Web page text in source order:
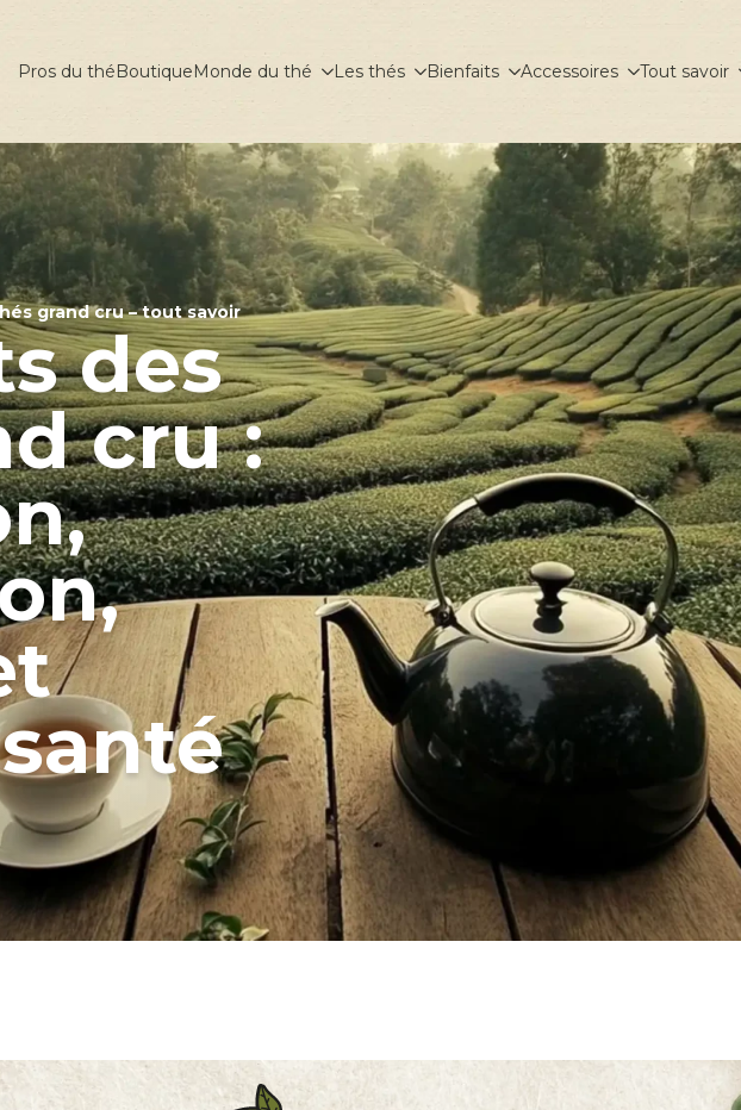
Pros du théBoutiqueMonde du thé Les thés Bienfaits Accessoires Tout savoir
grand cru – tout savoir
des
cru :